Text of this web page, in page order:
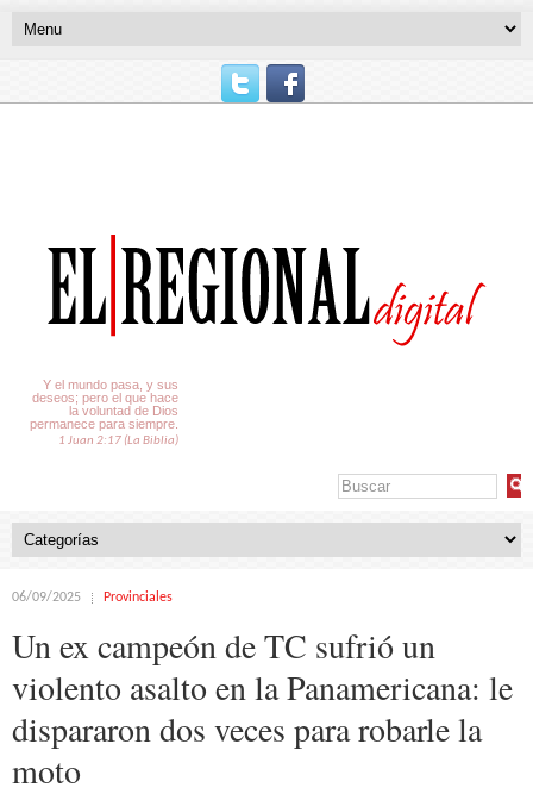
Y el mundo pasa, y sus
deseos; pero el que hace
la voluntad de Dios
permanece para siempre.
1 Juan 2:17 (La Biblia)
06/09/2025 Provinciales
Un ex campeón de TC sufrió un
violento asalto en la Panamericana: le
dispararon dos veces para robarle la
moto